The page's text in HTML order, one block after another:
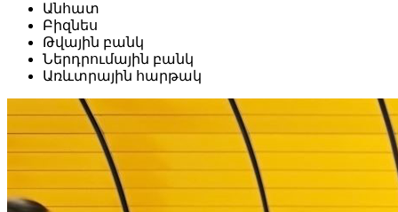
Անհատ
Բիզնես
Թվային բանկ
Ներդրումային բանկ
Առևտրային հարթակ